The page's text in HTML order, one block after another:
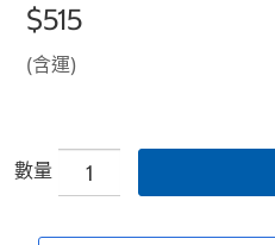
$515
(含運)
數量